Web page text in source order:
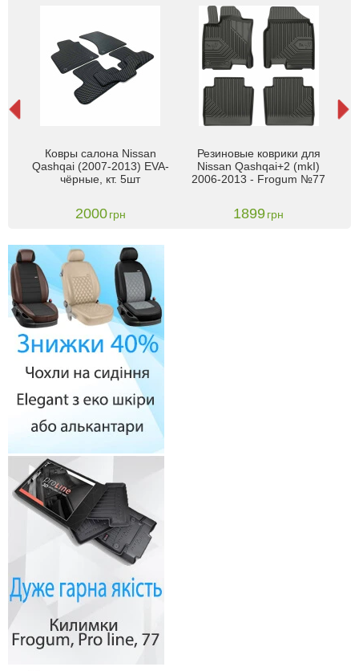
Ковры салона Nissan
Qashqai (2007-2013) EVA-
чёрные, кт. 5шт
2000 грн
Резиновые коврики для
Nissan Qashqai+2 (mkI)
2006-2013 - Frogum №77
1899грн